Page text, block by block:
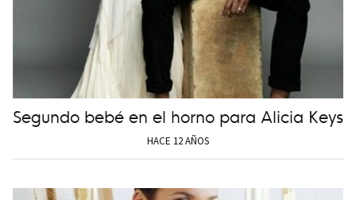
Segundo bebé en el horno para Alicia Keys
HACE 12 AÑOS